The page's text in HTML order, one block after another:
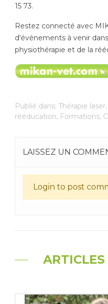
15 73.
Restez connecté avec
d'événements à venir
physiothérapie et de la
Publié dans: Thérapie laser,
rééducation, Formations,
LAISSEZ UN
Login to post